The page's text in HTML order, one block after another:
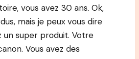
vous avez 30 ans. Ok,
mais je peux vous dire
un super produit. Votre
Vous avez des